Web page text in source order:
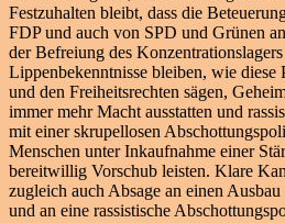
Festzuhalten bleibt, dass die
FDP und auch von SPD und Grünen
der Befreiung des
Lippenbekenntnisse bleiben, wie diese
und den Freiheitsrechten sägen,
immer mehr Macht ausstatten und
mit einer skrupellosen
Menschen unter Inkaufnahme einer
bereitwillig Vorschub leisten. Klare
zugleich auch Absage an einen
und an eine rassistische